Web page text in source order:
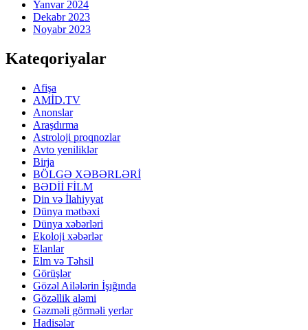
Yanvar 2024
Dekabr 2023
Noyabr 2023
Kateqoriyalar
Afişa
AMİD.TV
Anonslar
Araşdırma
Astroloji proqnozlar
Avto yeniliklər
Birja
BÖLGƏ XƏBƏRLƏRİ
BƏDİİ FİLM
Din və İlahiyyat
Dünya mətbəxi
Dünya xəbərləri
Ekoloji xəbərlər
Elanlar
Elm və Təhsil
Görüşlər
Gözəl Ailələrin İşığında
Gözəllik aləmi
Gəzməli görməli yerlər
Hadisələr